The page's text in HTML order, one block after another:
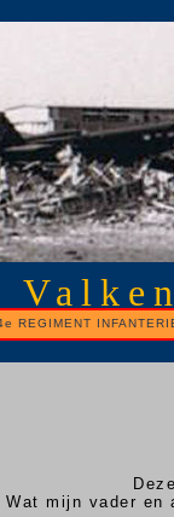
REGIMENT
Wat mijn vader en